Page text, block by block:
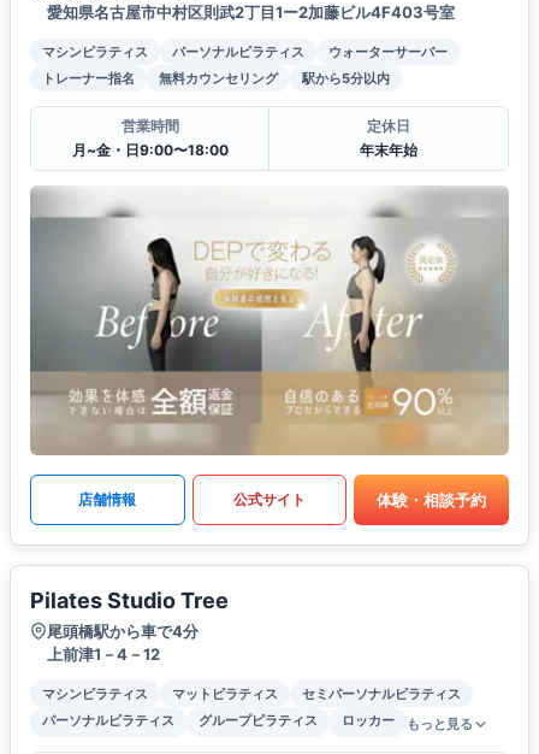
愛知県名古屋市中村区則武2丁目1ー2加藤ビル4F403号室
マシンピラティス パーソナルピラティス
ウォーターサーバー
トレーナー指名
無料カウンセリング 駅から5分以内
営業時間
月~金・日9:00〜18:00
定休日
年末年始
店舗情報 公式サイト 体験・相談予約
Pilates Studio Tree
尾頭橋駅から車で4分
上前津1－4－12
マシンピラティス マットピラティス
セミパーソナルピラティス
パーソナルピラティス
グループピラティス ロッカー もっと見る